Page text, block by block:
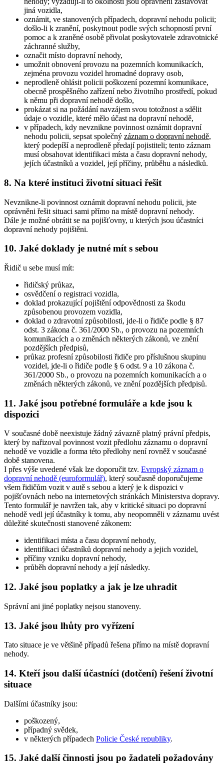
jiná vozidla,
oznámit, ve stanovených případech, dopravní nehodu policii;
došlo-li k zranění, poskytnout podle svých schopností první
pomoc a k zraněné osobě přivolat poskytovatele zdravotnické
záchranné služby,
označit místo dopravní nehody,
umožnit obnovení provozu na pozemních komunikacích,
zejména provozu vozidel hromadné dopravy osob,
neprodleně ohlásit policii poškození pozemní komunikace,
obecně prospěšného zařízení nebo životního prostředí, pokud
k němu při dopravní nehodě došlo,
prokázat si na požádání navzájem svou totožnost a sdělit
údaje o vozidle, které mělo účast na dopravní nehodě,
v případech, kdy nevznikne povinnost oznámit dopravní
nehodu policii, sepsat společný záznam o dopravní nehodě,
který podepíší a neprodleně předají pojistiteli; tento záznam
musí obsahovat identifikaci místa a času dopravní nehody,
jejích účastníků a vozidel, její příčiny, průběhu a následků.
8. Na které instituci životní situaci řešit
Nevznikne-li povinnost oznámit dopravní nehodu policii, jste
oprávněni řešit situaci sami přímo na místě dopravní nehody.
Dále je možné obrátit se na pojišťovny, u kterých jsou účastníci
dopravní nehody pojištěni.
10. Jaké doklady je nutné mít s sebou
Řidič u sebe musí mít:
řidičský průkaz,
osvědčení o registraci vozidla,
doklad prokazující pojištění odpovědnosti za škodu
způsobenou provozem vozidla,
doklad o zdravotní způsobilosti, jde-li o řidiče podle § 87
odst. 3 zákona č. 361/2000 Sb., o provozu na pozemních
komunikacích a o změnách některých zákonů, ve znění
pozdějších předpisů,
průkaz profesní způsobilosti řidiče pro příslušnou skupinu
vozidel, jde-li o řidiče podle § 6 odst. 9 a 10 zákona č.
361/2000 Sb., o provozu na pozemních komunikacích a o
změnách některých zákonů, ve znění pozdějších předpisů.
11. Jaké jsou potřebné formuláře a kde jsou k
dispozici
V současné době neexistuje žádný závazně platný právní předpis,
který by nařizoval povinnost vozit předlohu záznamu o dopravní
nehodě ve vozidle a forma této předlohy není rovněž v současné
době stanovena.
I přes výše uvedené však lze doporučit tzv. Evropský záznam o
dopravní nehodě (euroformulář), který současně doporučujeme
všem řidičům vozit v autě s sebou a který je k dispozici v
pojišťovnách nebo na internetových stránkách Ministerstva dopravy.
Tento formulář je navržen tak, aby v kritické situaci po dopravní
nehodě vedl její účastníky k tomu, aby neopomněli v záznamu uvést
důležité skutečnosti stanovené zákonem:
identifikaci místa a času dopravní nehody,
identifikaci účastníků dopravní nehody a jejich vozidel,
příčiny vzniku dopravní nehody,
průběh dopravní nehody a její následky.
12. Jaké jsou poplatky a jak je lze uhradit
Správní ani jiné poplatky nejsou stanoveny.
13. Jaké jsou lhůty pro vyřízení
Tato situace je ve většině případů řešena přímo na místě dopravní
nehody.
14. Kteří jsou další účastníci (dotčení) řešení životní
situace
Dalšími účastníky jsou:
poškozený,
případný svědek,
v některých případech Policie České republiky.
15. Jaké další činnosti jsou po žadateli požadovány